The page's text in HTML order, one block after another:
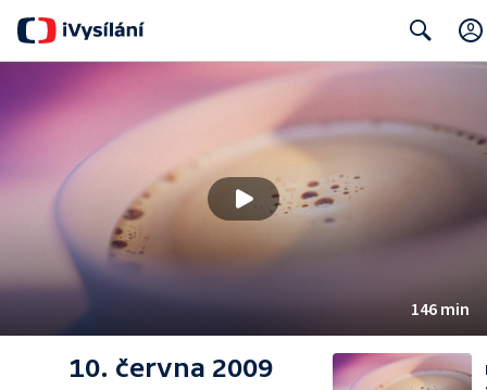
146 min
10. června 2009